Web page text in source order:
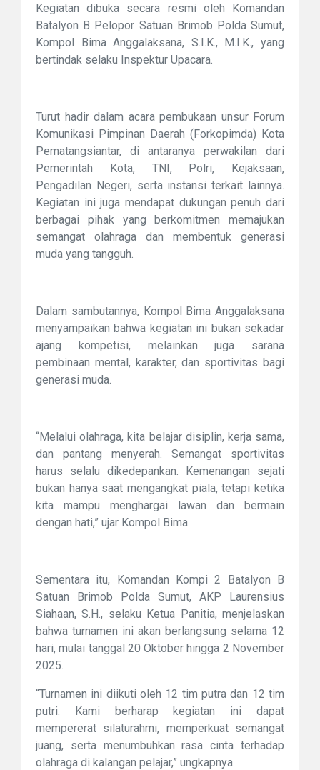
Kegiatan dibuka secara resmi oleh Komandan
Batalyon B Pelopor Satuan Brimob Polda Sumut,
Kompol Bima Anggalaksana, S.I.K., M.I.K., yang
bertindak selaku Inspektur Upacara.
Turut hadir dalam acara pembukaan unsur Forum
Komunikasi Pimpinan Daerah (Forkopimda) Kota
Pematangsiantar, di antaranya perwakilan dari
Pemerintah Kota, TNI, Polri, Kejaksaan,
Pengadilan Negeri, serta instansi terkait lainnya.
Kegiatan ini juga mendapat dukungan penuh dari
berbagai pihak yang berkomitmen memajukan
semangat olahraga dan membentuk generasi
muda yang tangguh.
Dalam sambutannya, Kompol Bima Anggalaksana
menyampaikan bahwa kegiatan ini bukan sekadar
ajang kompetisi, melainkan juga sarana
pembinaan mental, karakter, dan sportivitas bagi
generasi muda.
“Melalui olahraga, kita belajar disiplin, kerja sama,
dan pantang menyerah. Semangat sportivitas
harus selalu dikedepankan. Kemenangan sejati
bukan hanya saat mengangkat piala, tetapi ketika
kita mampu menghargai lawan dan bermain
dengan hati,” ujar Kompol Bima.
Sementara itu, Komandan Kompi 2 Batalyon B
Satuan Brimob Polda Sumut, AKP Laurensius
Siahaan, S.H., selaku Ketua Panitia, menjelaskan
bahwa turnamen ini akan berlangsung selama 12
hari, mulai tanggal 20 Oktober hingga 2 November
2025.
“Turnamen ini diikuti oleh 12 tim putra dan 12 tim
putri. Kami berharap kegiatan ini dapat
mempererat silaturahmi, memperkuat semangat
juang, serta menumbuhkan rasa cinta terhadap
olahraga di kalangan pelajar,” ungkapnya.